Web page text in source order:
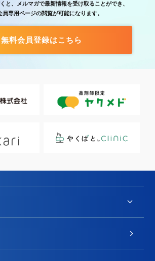
と、メルマガで最新情報を受け取ることができ、
員専用ページの閲覧が可能になります。
無料会員登録はこちら